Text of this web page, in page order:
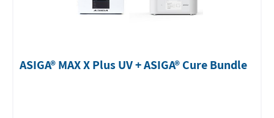
ASIGA® MAX X Plus UV + ASIGA® Cure Bundle